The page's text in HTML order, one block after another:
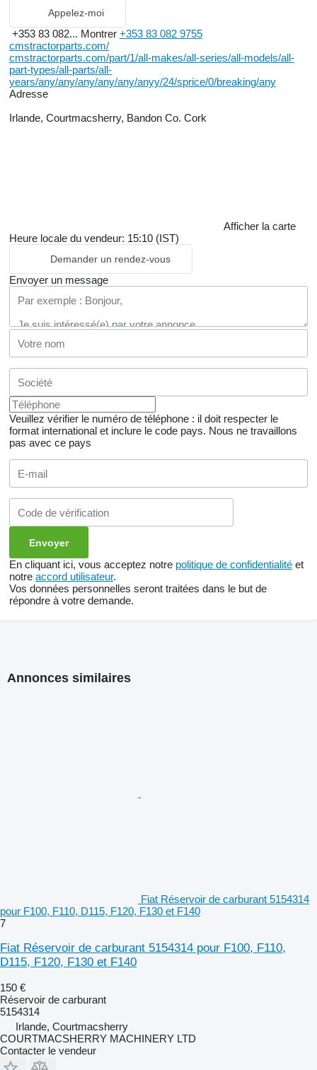
Appelez-moi
+353 83 082... Montrer +353 83 082 9755
cmstractorparts.com/
cmstractorparts.com/part/1/all-makes/all-series/all-models/all-
part-types/all-parts/all-
years/any/any/any/any/any/anyy/24/sprice/0/breaking/any
Adresse
Irlande, Courtmacsherry, Bandon Co. Cork
Afficher la carte
Heure locale du vendeur: 15:10 (IST)
Demander un rendez-vous
Envoyer un message
Veuillez vérifier le numéro de téléphone : il doit respecter le
format international et inclure le code pays. Nous ne travaillons
pas avec ce pays
En cliquant ici, vous acceptez notre politique de confidentialité et
notre accord utilisateur.
Vos données personnelles seront traitées dans le but de
répondre à votre demande.
Annonces similaires
Fiat Réservoir de carburant 5154314
pour F100, F110, D115, F120, F130 et F140
7
Fiat Réservoir de carburant 5154314 pour F100, F110,
D115, F120, F130 et F140
150 €
Réservoir de carburant
5154314
Irlande, Courtmacsherry
COURTMACSHERRY MACHINERY LTD
Contacter le vendeur